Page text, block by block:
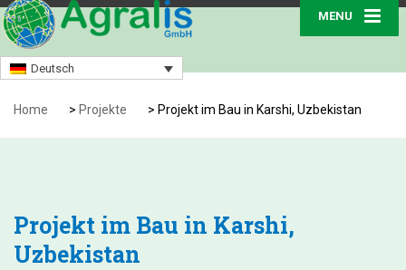
Deutsch
MENU
Home > Projekte > Projekt im Bau in Karshi, Uzbekistan
Projekt im Bau in Karshi,
Uzbekistan